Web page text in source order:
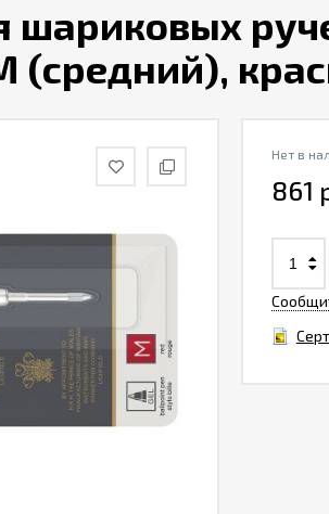
шариковых
(средний),
Нет в
861